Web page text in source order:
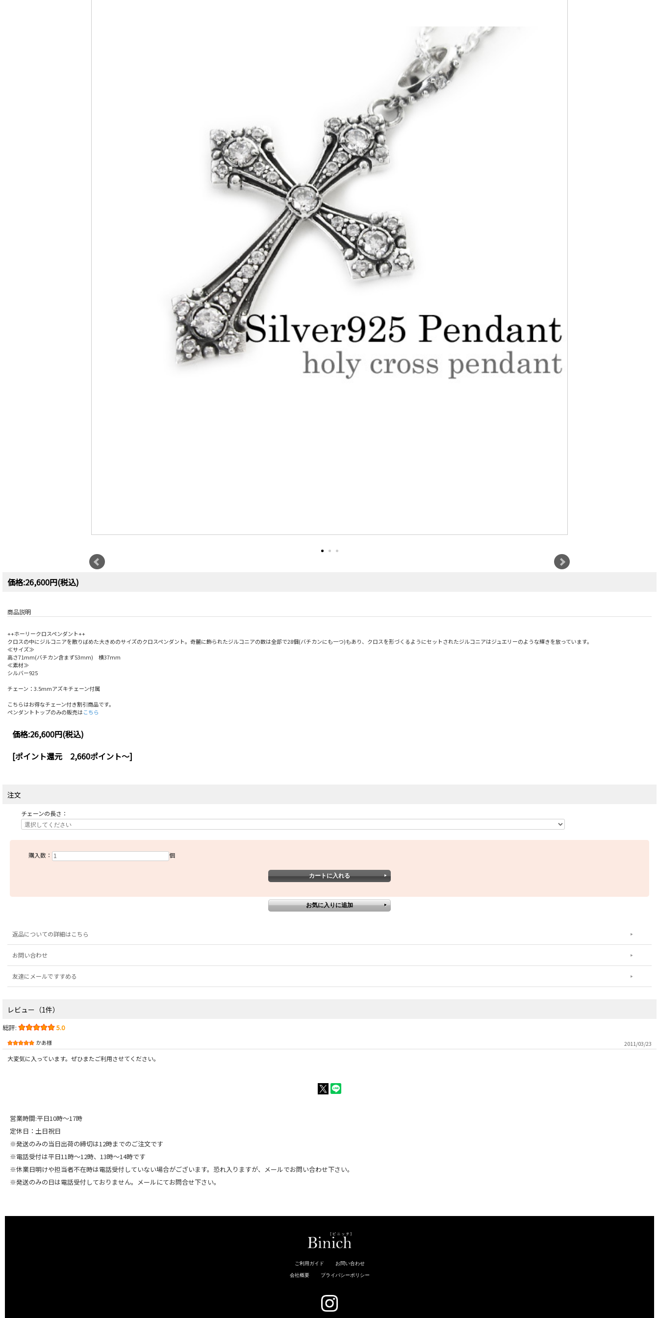
価格:26,600円(税込)
商品説明
++ホーリークロスペンダント++
クロスの中にジルコニアを散りばめた大きめのサイズのクロスペンダント。奇麗に飾られたジルコニアの数は全部で28個(バチカンにも一つ)もあり、クロスを形づくるようにセットされたジルコニアはジュエリーのような輝きを放っています。
≪サイズ≫
高さ71mm(バチカン含まず53mm) 横37mm
≪素材≫
シルバー925
チェーン：3.5mmアズキチェーン付属
こちらはお得なチェーン付き割引商品です。
ペンダントトップのみの販売はこちら
価格:26,600円(税込)
[ポイント還元 2,660ポイント～]
注文
チェーンの長さ：
購入数： 個
返品についての詳細はこちら
お問い合わせ
友達にメールですすめる
レビュー（1件）
総評: 5.0
かあ様 2011/03/23
大変気に入っています。ぜひまたご利用させてください。
営業時間:平日10時～17時
定休日：土日祝日
※発送のみの当日出荷の締切は12時までのご注文です
※電話受付は平日11時～12時、13時～14時です
※休業日明けや担当者不在時は電話受付していない場合がございます。恐れ入りますが、メールでお問い合わせ下さい。
※発送のみの日は電話受付しておりません。メールにてお問合せ下さい。